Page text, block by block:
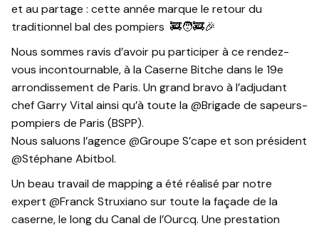
et au partage : cette année marque le retour du
traditionnel bal des pompiers 🚒🧑‍🚒🎉
Nous sommes ravis d’avoir pu participer à ce rendez-
vous incontournable, à la Caserne Bitche dans le 19e
arrondissement de Paris. Un grand bravo à l’adjudant
chef Garry Vital ainsi qu’à toute la @Brigade de sapeurs-
pompiers de Paris (BSPP).
Nous saluons l’agence @Groupe S’cape et son président
@Stéphane Abitbol.
Un beau travail de mapping a été réalisé par notre
expert @Franck Struxiano sur toute la façade de la
caserne, le long du Canal de l’Ourcq. Une prestation